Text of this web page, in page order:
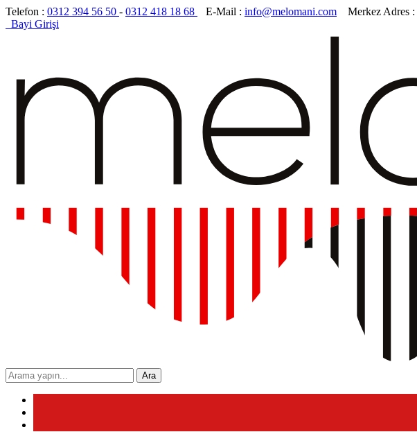
Telefon : 0312 394 56 50 - 0312 418 18 68 E-Mail : info@melomani.com Merkez Adres :
Bayi Girişi
Ara